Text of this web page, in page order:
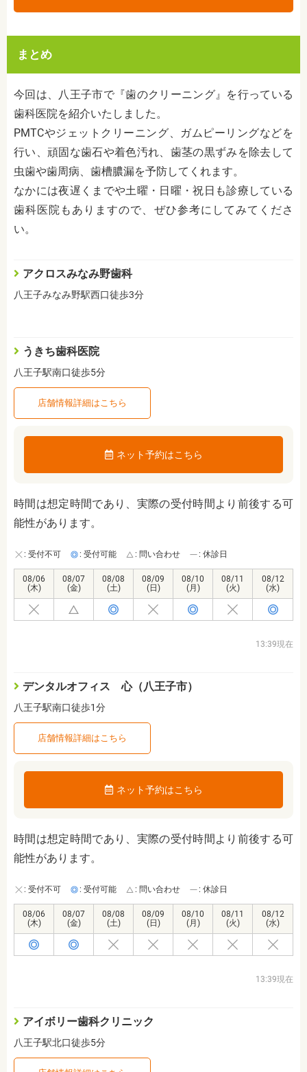
まとめ
今回は、八王子市で『歯のクリーニング』を行っている
歯科医院を紹介いたしました。
PMTCやジェットクリーニング、ガムピーリングなどを
行い、頑固な歯石や着色汚れ、歯茎の黒ずみを除去して
虫歯や歯周病、歯槽膿漏を予防してくれます。
なかには夜遅くまでや土曜・日曜・祝日も診療している
歯科医院もありますので、ぜひ参考にしてみてくださ
い。
アクロスみなみ野歯科
八王子みなみ野駅西口徒歩3分
うきち歯科医院
八王子駅南口徒歩5分
店舗情報詳細はこちら
ネット予約はこちら
時間は想定時間であり、実際の受付時間より前後する可
能性があります。
: 受付不可 : 受付可能 : 問い合わせ : 休診日
08/06
(木)
08/07
(金)
08/08
(土)
08/09
(日)
08/10
(月)
08/11
(火)
08/12
(水)
13:39現在
デンタルオフィス 心（八王子市）
八王子駅南口徒歩1分
店舗情報詳細はこちら
ネット予約はこちら
時間は想定時間であり、実際の受付時間より前後する可
能性があります。
: 受付不可 : 受付可能 : 問い合わせ : 休診日
08/06
(木)
08/07
(金)
08/08
(土)
08/09
(日)
08/10
(月)
08/11
(火)
08/12
(水)
13:39現在
アイボリー歯科クリニック
八王子駅北口徒歩5分